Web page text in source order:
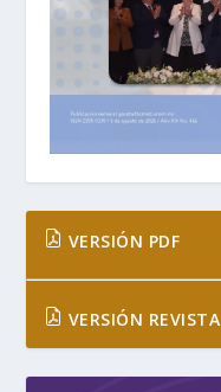
VERSIÓN PDF
VERSIÓN REVISTA